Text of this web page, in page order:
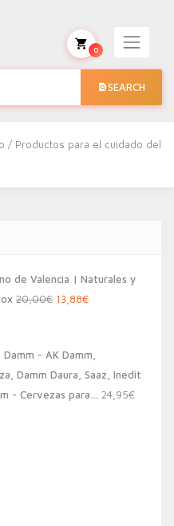
SEARCH
0
/ Productos para el cuidado del
de Valencia | Naturales y
20,00€ El
era:
20,00€.
13,88€El
es:
13,88€.
- AK Damm,
Damm Daura, Saaz, Inedit
- Cervezas para… 24,95€